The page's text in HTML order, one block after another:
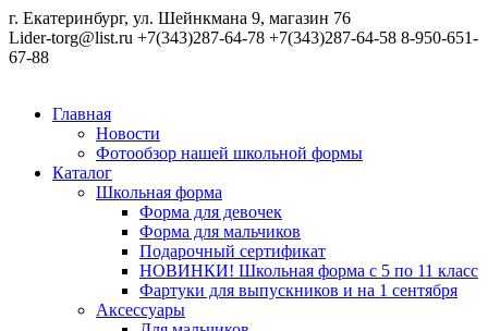
г. Екатеринбург, ул. Шейнкмана 9, магазин 76
Lider-torg@list.ru +7(343)287-64-78 +7(343)287-64-58 8-950-651-
67-88
Главная
Новости
Фотообзор нашей школьной формы
Каталог
Школьная форма
Форма для девочек
Форма для мальчиков
Подарочный сертификат
НОВИНКИ! Школьная форма с 5 по 11 класс
Фартуки для выпускников и на 1 сентября
Аксессуары